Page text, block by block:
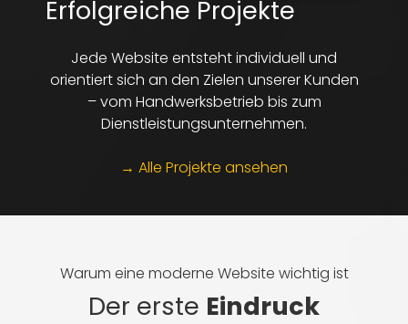
Erfolgreiche Projekte
Jede Website entsteht individuell und
orientiert sich an den Zielen unserer Kunden
– vom Handwerksbetrieb bis zum
Dienstleistungsunternehmen.
→ Alle Projekte ansehen
Warum eine moderne Website wichtig ist
Der erste Eindruck